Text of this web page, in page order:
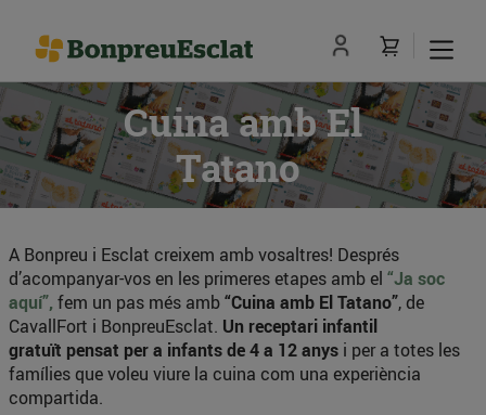
Cuina amb El
Tatano
A Bonpreu i Esclat creixem amb vosaltres! Després
d’acompanyar-vos en les primeres etapes amb el “Ja soc
aquí”, fem un pas més amb“Cuina amb El Tatano”, de
CavallFort i BonpreuEsclat. Un receptari infantil
gratuït pensat per a infants de 4 a 12 anys i per a totes les
famílies que voleu viure la cuina com una experiència
compartida.